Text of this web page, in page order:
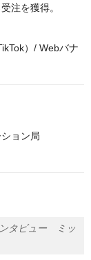
注を獲得。
）/ Webバナ
ョン局
タビュー ミッ